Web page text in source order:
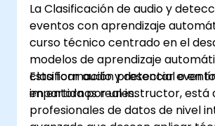
La Clasificación de audio y
eventos con aprendizaje
curso técnico centrado en el
modelos de aprendizaje
clasificar audio y detectar
en entornos reales.
Esta formación presencial o en
impartida por un instructor, está
profesionales de datos de nivel